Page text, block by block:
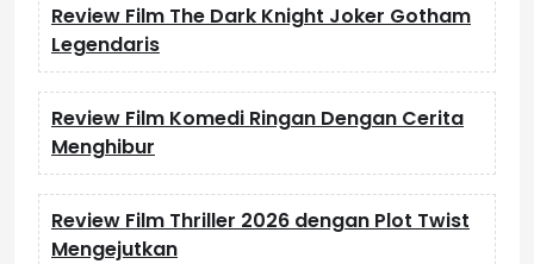
Review Film The Dark Knight Joker Gotham
Legendaris
Review Film Komedi Ringan Dengan Cerita
Menghibur
Review Film Thriller 2026 dengan Plot Twist
Mengejutkan